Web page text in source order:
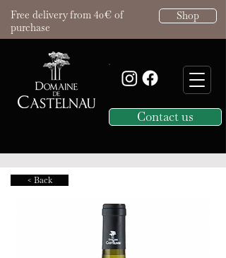
Free delivery from 40€ of
purchase
Shop
Contact us
< Back